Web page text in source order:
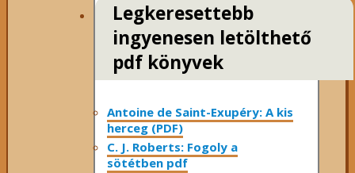
Legkeresettebb
ingyenesen letölthető
pdf könyvek
Antoine de Saint-Exupéry: A kis
herceg (PDF)
C. J. Roberts: Fogoly a
sötétben pdf